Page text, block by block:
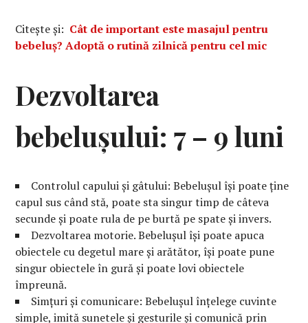
Citește și: Cât de important este masajul pentru
bebeluș? Adoptă o rutină zilnică pentru cel mic
Dezvoltarea
bebelușului: 7 – 9 luni
Controlul capului și gâtului: Bebelușul își poate ține
capul sus când stă, poate sta singur timp de câteva
secunde și poate rula de pe burtă pe spate și invers.
Dezvoltarea motorie. Bebelușul își poate apuca
obiectele cu degetul mare și arătător, își poate pune
singur obiectele în gură și poate lovi obiectele
împreună.
Simțuri și comunicare: Bebelușul înțelege cuvinte
simple, imită sunetele și gesturile și comunică prin